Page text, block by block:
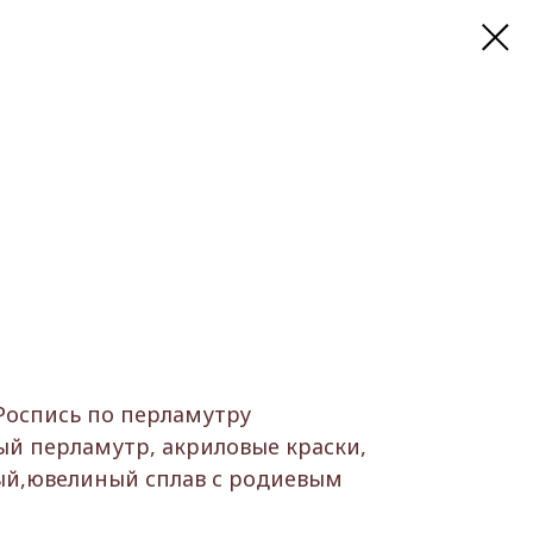
по перламутру
перламутр, акриловые краски,
сплав с родиевым